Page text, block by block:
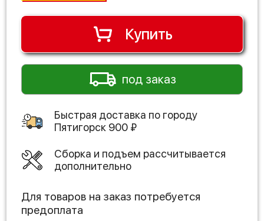
Купить
под заказ
Быстрая доставка по городу
Пятигорск 900 ₽
Сборка и подъем рассчитывается
дополнительно
Для товаров на заказ потребуется
предоплата